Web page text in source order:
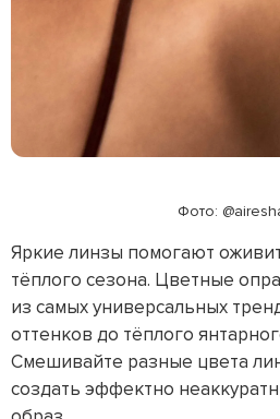
Фото:
Яркие линзы помогают
тёплого сезона. Цветные
из самых универсальных
оттенков до тёплого
Смешивайте разные цвета
создать эффектно